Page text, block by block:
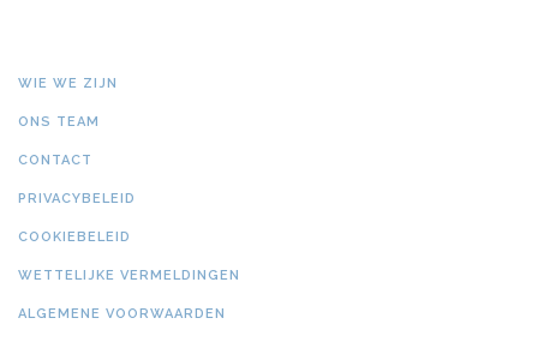
WIE WE ZIJN
ONS TEAM
CONTACT
PRIVACYBELEID
COOKIEBELEID
WETTELIJKE VERMELDINGEN
ALGEMENE VOORWAARDEN